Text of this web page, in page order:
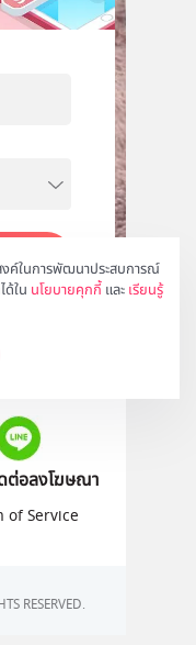
ค์ในการพัฒนาประสบการณ์
ด้ใน นโยบายคุกกี้ และ เรียนรู้
ต่อลงโฆษณา
of Service
RESERVED.